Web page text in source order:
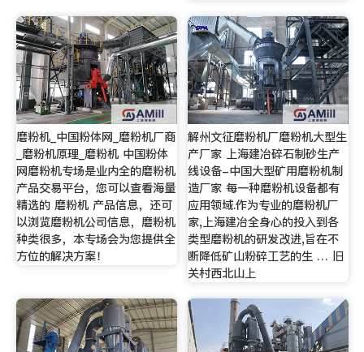
磨粉机_中国粉体网_磨粉机厂商
_磨粉机原理_磨粉机 中国粉体
网磨粉机专场是业内全的磨粉机
产品交易平台，您可以查看海量
精选的 磨粉机 产品信息，还可
以浏览磨粉机公司信息，磨粉机
种类很多，本专场会为您提供全
方位的解决方案！
解州文征磨粉机厂磨粉机大型生
产厂家 上海建冶碎石制砂生产
线设备-中国大型矿用磨粉机制
造厂家 每一种磨粉机设备都有
应用领域.作为专业的磨粉机厂
家,上海建冶全身心的投入到各
类型磨粉机的研发改进,旨在不
断降低矿山粉碎工艺的生 … 旧
关村西北山上